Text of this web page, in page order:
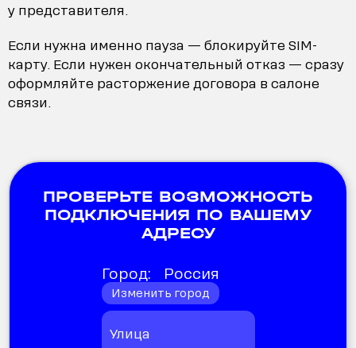
у представителя.
Если нужна именно пауза — блокируйте SIM-
карту. Если нужен окончательный отказ — сразу
оформляйте расторжение договора в салоне
связи.
ПРОВЕРЬТЕ ВОЗМОЖНОСТЬ
ПОДКЛЮЧЕНИЯ ПО ВАШЕМУ
АДРЕСУ
Город: Россия
Изменить город